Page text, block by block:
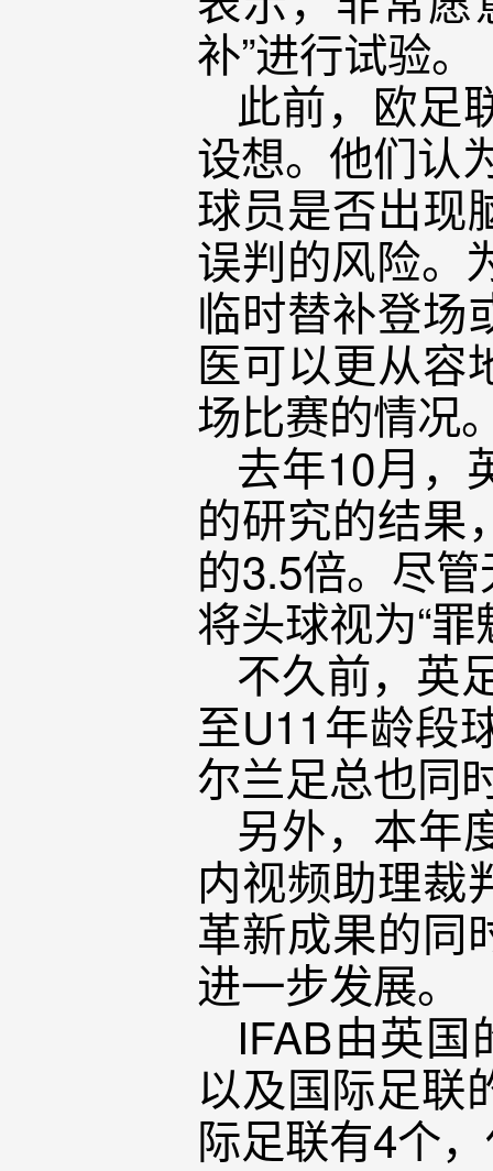
补”进行试验。
此前，欧足
设想。他们认
球员是否出现
误判的风险。
临时替补登场
医可以更从容
场比赛的情况
去年10月，
的研究的结果
的3.5倍。尽
将头球视为“
不久前，英
至U11年龄段
尔兰足总也同
另外，本年
内视频助理裁
革新成果的同
进一步发展。
IFAB由英
以及国际足联
际足联有4个